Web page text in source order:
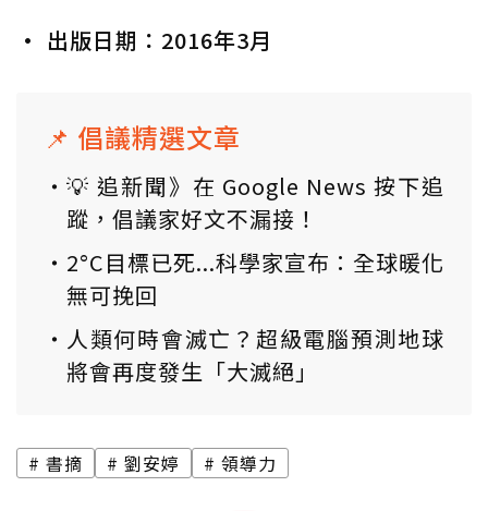
• 出版日期：2016年3月
📌 倡議精選文章
💡 追新聞》在 Google News 按下追
蹤，倡議家好文不漏接！
2°C目標已死...科學家宣布：全球暖化
無可挽回
人類何時會滅亡？超級電腦預測地球
將會再度發生「大滅絕」
書摘 劉安婷 領導力